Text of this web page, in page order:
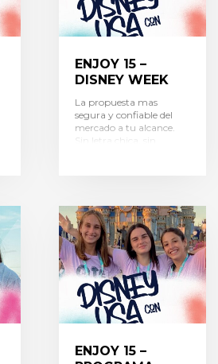
ENJOY 15 –
DISNEY WEEK
La propuesta mas
segura y confiable del
mercado a tu alcance.
Sin letra chica, sin
que mas difrutan las
chicas, y el que mas
tranquilos deja a los
papas!!
ENJOY 15 –